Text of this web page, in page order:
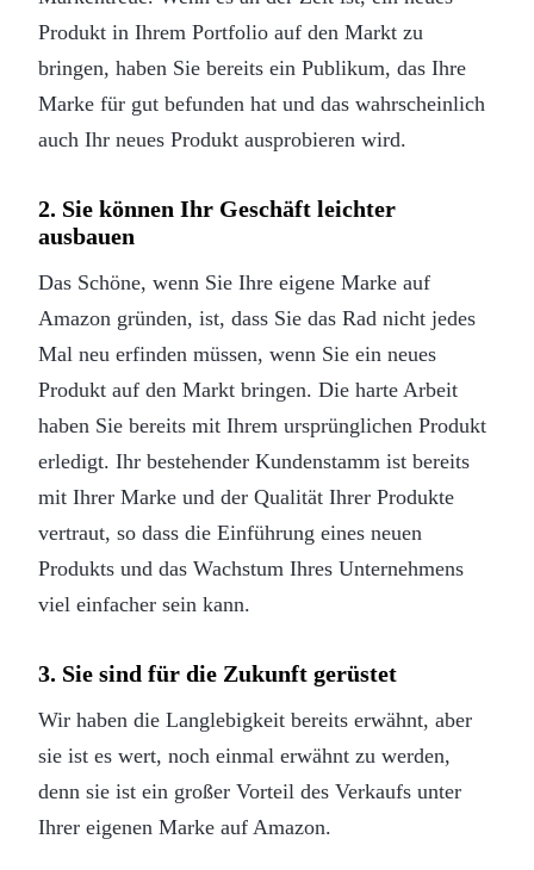
Produkt in Ihrem Portfolio auf den Markt zu
bringen, haben Sie bereits ein Publikum, das Ihre
Marke für gut befunden hat und das wahrscheinlich
auch Ihr neues Produkt ausprobieren wird.
2. Sie können Ihr Geschäft leichter
ausbauen
Das Schöne, wenn Sie Ihre eigene Marke auf
Amazon gründen, ist, dass Sie das Rad nicht jedes
Mal neu erfinden müssen, wenn Sie ein neues
Produkt auf den Markt bringen. Die harte Arbeit
haben Sie bereits mit Ihrem ursprünglichen Produkt
erledigt. Ihr bestehender Kundenstamm ist bereits
mit Ihrer Marke und der Qualität Ihrer Produkte
vertraut, so dass die Einführung eines neuen
Produkts und das Wachstum Ihres Unternehmens
viel einfacher sein kann.
3. Sie sind für die Zukunft gerüstet
Wir haben die Langlebigkeit bereits erwähnt, aber
sie ist es wert, noch einmal erwähnt zu werden,
denn sie ist ein großer Vorteil des Verkaufs unter
Ihrer eigenen Marke auf Amazon.